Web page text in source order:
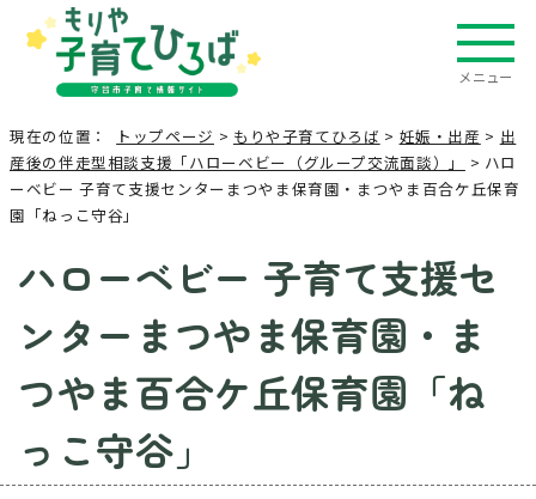
メニュー
現在の位置： トップページ > もりや子育てひろば > 妊娠・出産 > 出
産後の伴走型相談支援「ハローベビー（グループ交流面談）」
> ハロ
ーベビー 子育て支援センターまつやま保育園・まつやま百合ケ丘保育
園「ねっこ守谷」
ハローベビー 子育て支援セ
ンターまつやま保育園・ま
つやま百合ケ丘保育園「ね
っこ守谷」